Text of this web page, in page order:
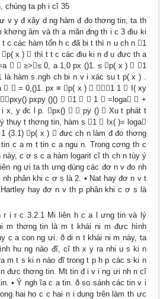
chúng ta ph i cĩ 35
v y đ xây d ng hàm đ đo thơng tin, ta th
khơng âm và th a mãn đng th i c 3 điu ki
t c các hàm tốn h c đã bi t thì n u ch n 1
x )  thì t t c các điu ki n đ u đưc th a
  ≥>∀≤ 0, a 1,0 px ()1. ≤ p( x )  1
là hàm s ngh ch bi n v i xác su t p( x ) .
  = 0,()1. px ≡ p( x )  1 1  I( xy
pxpy ()()  1   1  =loga  +
i x, y đc l p. px()   py ()  Xu t phát t
thuy t thơng tin, hàm s 1  Ix( )= loga
(3.1) p( x )  đưc ch n làm đ đo thơng
c a m t tin c a ngu n. Trong cơng th c
này, c ơ s c a hàm logarit cĩ th ch n tùy ý
ng ưi ta th ưng dùng các đơ n v đo nh
phân khi c ơ s là 2. • Nat hay đơ n v t
hay đơ n v th p phân khi c ơ s là
r i r c 3.2.1 Mi liên h c a l ưng tin và lý
m thơng tin là m t khái ni m đưc hình
c a con ng ưi. ð di n t khái ni m này, ta
hu ng nào đĩ, cĩ th x y ra nhi u s ki n
m t s ki n nào đĩ trong t p h p các s ki n
đưc thơng tin. Mt tin đ i v i ng ưi nh n cĩ
• Ý ngh ĩa c a tin. ð so sánh các tin v i
hai ho c c hai n i dung trên làm th ưc